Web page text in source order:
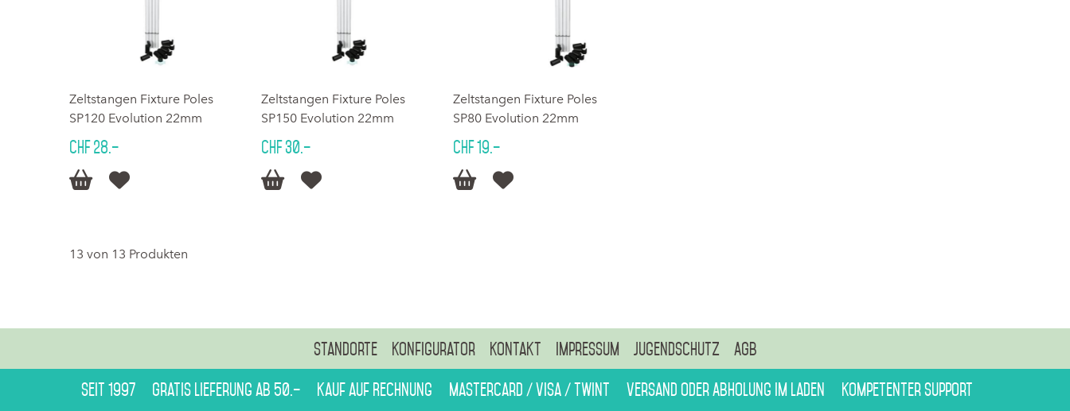
Zeltstangen Fixture Poles
SP120 Evolution 22mm
CHF 28.–
 
Zeltstangen Fixture Poles
SP150 Evolution 22mm
CHF 30.–
 
Zeltstangen Fixture Poles
SP80 Evolution 22mm
CHF 19.–
 
13 von 13 Produkten
Standorte Konfigurator Kontakt Impressum Jugendschutz AGB
Seit 1997 Gratis Lieferung ab 50.– Kauf auf Rechnung Mastercard / Visa / Twint Versand oder Abholung im Laden
Kompetenter Support